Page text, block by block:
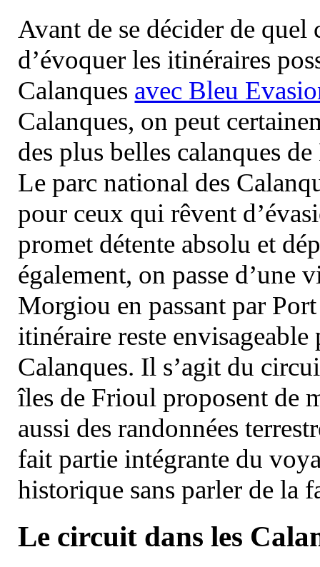
Avant de se décider de
d’évoquer les itinéraires
Calanques avec Bleu
Calanques, on peut
des plus belles calanques
Le parc national des
pour ceux qui rêvent
promet détente absolu et
également, on passe d’une
Morgiou en passant par
itinéraire reste
Calanques. Il s’agit du
îles de Frioul proposent de
aussi des randonnées
fait partie intégrante du
historique sans parler de la
Le circuit dans les